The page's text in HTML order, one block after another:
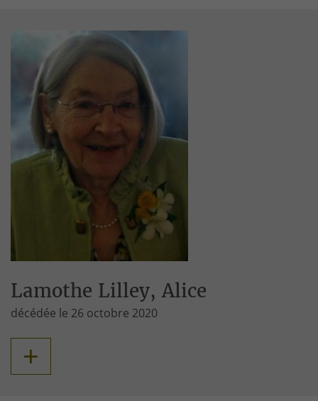
Lamothe Lilley, Alice
décédée le 26 octobre 2020
+